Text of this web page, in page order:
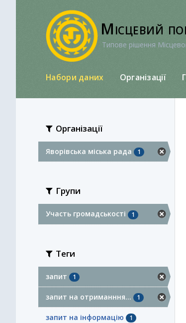
Місцевий
Типове рішення
Набори даних Організації
Організації
Яворівська міська рада 1
Групи
Участь громадськості 1
Теги
запит 1
запит на отриманння... 1
запит на інформацію 1